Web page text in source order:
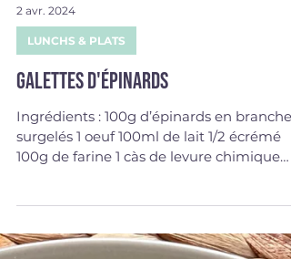
2 avr. 2024
LUNCHS & PLATS
Galettes d'épinards
Ingrédients : 100g d’épinards en branches
100g de farine 1 càs de levure chimique